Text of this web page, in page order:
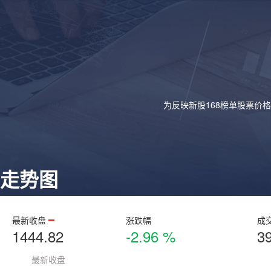
为反映新股168榜单股票价
走势图
最新收盘
1444.82
涨跌幅
-2.96 %
成